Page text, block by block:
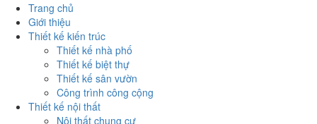
Trang chủ
Giới thiệu
Thiết kế kiến trúc
Thiết kế nhà phố
Thiết kế biệt thự
Thiết kế sân vườn
Công trình công cộng
Thiết kế nội thất
Nội thất chung cư